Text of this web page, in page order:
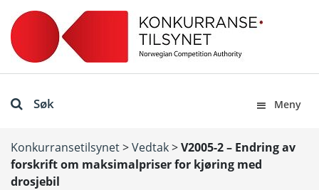
Søk Meny
Konkurransetilsynet>Vedtak>V2005-2 – Endring av
forskrift om maksimalpriser for kjøring med
drosjebil